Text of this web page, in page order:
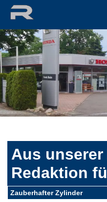
Aus
Redaktion
Zauberhafter Zylinder